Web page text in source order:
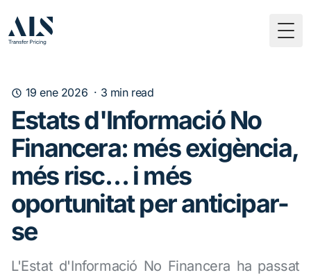
19 ene 2026 · 3 min read
Estats d'Informació No
Financera: més exigència,
més risc… i més
oportunitat per anticipar-
se
L'Estat d'Informació No Financera ha passat